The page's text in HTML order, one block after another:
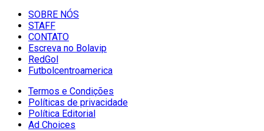
SOBRE NÓS
STAFF
CONTATO
Escreva no Bolavip
RedGol
Futbolcentroamerica
Termos e Condições
Políticas de privacidade
Política Editorial
Ad Choices